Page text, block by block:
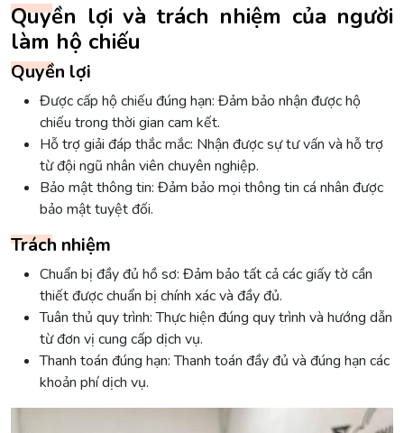
Quyền lợi và trách nhiệm của người
làm hộ chiếu
Quyền lợi
Được cấp hộ chiếu đúng hạn: Đảm bảo nhận được hộ
chiếu trong thời gian cam kết.
Hỗ trợ giải đáp thắc mắc: Nhận được sự tư vấn và hỗ trợ
từ đội ngũ nhân viên chuyên nghiệp.
Bảo mật thông tin: Đảm bảo mọi thông tin cá nhân được
bảo mật tuyệt đối.
Trách nhiệm
Chuẩn bị đầy đủ hồ sơ: Đảm bảo tất cả các giấy tờ cần
thiết được chuẩn bị chính xác và đầy đủ.
Tuân thủ quy trình: Thực hiện đúng quy trình và hướng dẫn
từ đơn vị cung cấp dịch vụ.
Thanh toán đúng hạn: Thanh toán đầy đủ và đúng hạn các
khoản phí dịch vụ.